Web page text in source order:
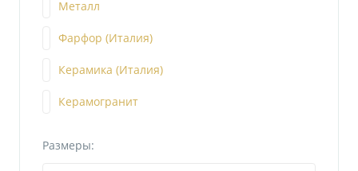
Металл
Фарфор (Италия)
Керамика (Италия)
Керамогранит
Размеры: